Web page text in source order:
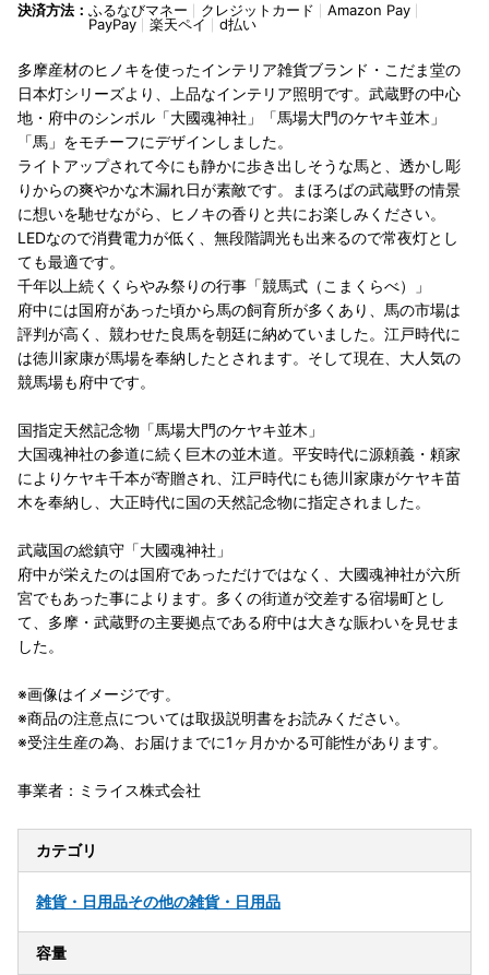
決済方法： ふるなびマネー クレジットカード
Amazon Pay
PayPay
楽天ペイ d払い
多摩産材のヒノキを使ったインテリア雑貨ブランド・こだま堂の
日本灯シリーズより、上品なインテリア照明です。武蔵野の中心
地・府中のシンボル「大國魂神社」「馬場大門のケヤキ並木」
「馬」をモチーフにデザインしました。
ライトアップされて今にも静かに歩き出しそうな馬と、透かし彫
りからの爽やかな木漏れ日が素敵です。まほろばの武蔵野の情景
に想いを馳せながら、ヒノキの香りと共にお楽しみください。
LEDなので消費電力が低く、無段階調光も出来るので常夜灯とし
ても最適です。
千年以上続くくらやみ祭りの行事「競馬式（こまくらべ）」
府中には国府があった頃から馬の飼育所が多くあり、馬の市場は
評判が高く、競わせた良馬を朝廷に納めていました。江戸時代に
は徳川家康が馬場を奉納したとされます。そして現在、大人気の
競馬場も府中です。
国指定天然記念物「馬場大門のケヤキ並木」
大国魂神社の参道に続く巨木の並木道。平安時代に源頼義・頼家
によりケヤキ千本が寄贈され、江戸時代にも徳川家康がケヤキ苗
木を奉納し、大正時代に国の天然記念物に指定されました。
武蔵国の総鎮守「大國魂神社」
府中が栄えたのは国府であっただけではなく、大國魂神社が六所
宮でもあった事によります。多くの街道が交差する宿場町とし
て、多摩・武蔵野の主要拠点である府中は大きな賑わいを見せま
した。
※画像はイメージです。
※商品の注意点については取扱説明書をお読みください。
※受注生産の為、お届けまでに1ヶ月かかる可能性があります。
事業者：ミライス株式会社
カテゴリ
雑貨・日用品その他の雑貨・日用品
容量